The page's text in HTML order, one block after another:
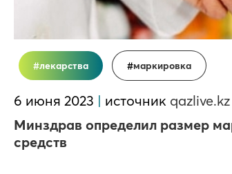
лекарства маркировка
6 июня 2023 | источник qazlive.kz
Минздрав определил размер
средств